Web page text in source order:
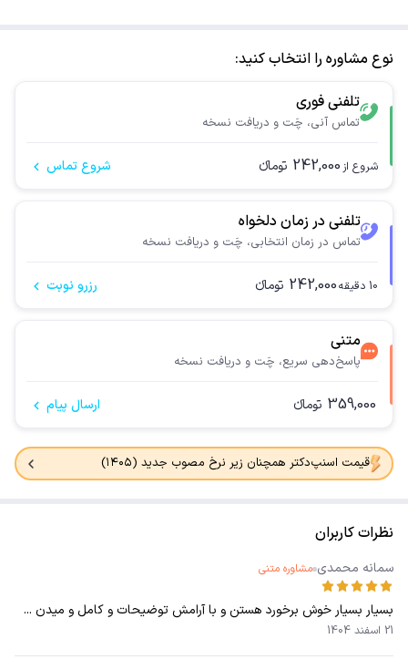
نوع مشاوره را انتخاب کنید:
تلفنی فوری
تماس آنی، چَت و دریافت نسخه
شروع از 242,000 تومانء شروع تماس
تلفنی در زمان دلخواه
تماس در زمان انتخابی، چَت و دریافت نسخه
10 دقیقه242,000 تومانء رزرو نوبت
متنی
پاسخ‌دهی سریع، چَت و دریافت نسخه
359,000 تومانء ارسال پیام
قیمت اسنپ‌دکتر همچنان زیر نرخ مصوب جدید (۱۴۰۵)
نظرات کاربران
سمانه محمدی مشاوره متنی
بسیار بسیار خوش برخورد هستن و با آرامش توضیحات و کامل و میدن ...
21 اسفند 1404